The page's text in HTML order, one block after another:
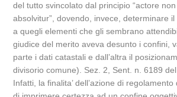
del tutto svincolato dal principio “actore
absolvitur”, dovendo, invece, determinare
a quegli elementi che gli sembrano
giudice del merito aveva desunto i confini,
parte i dati catastali e dall’altra il
divisorio comune). Sez. 2, Sent. n. 6189 del
Infatti, la finalita’ dell’azione di regolamento